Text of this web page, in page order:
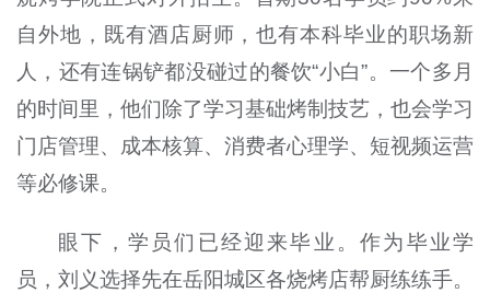
自外地，既有酒店厨师，也有本科毕业的职场新
人，还有连锅铲都没碰过的餐饮“小白”。一个多月
的时间里，他们除了学习基础烤制技艺，也会学习
门店管理、成本核算、消费者心理学、短视频运营
等必修课。
眼下，学员们已经迎来毕业。作为毕业学
员，刘义选择先在岳阳城区各烧烤店帮厨练练手。